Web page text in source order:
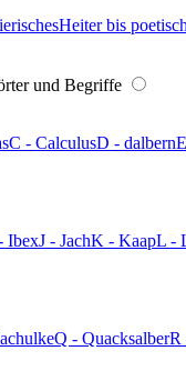
Heiter bis poetisch
und Begriffe
C - CalculusD - dalbern
IbexJ - JachK - KaapL -
Q - QuacksalberR